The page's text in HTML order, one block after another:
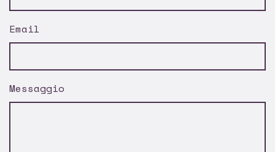
Email
Messaggio